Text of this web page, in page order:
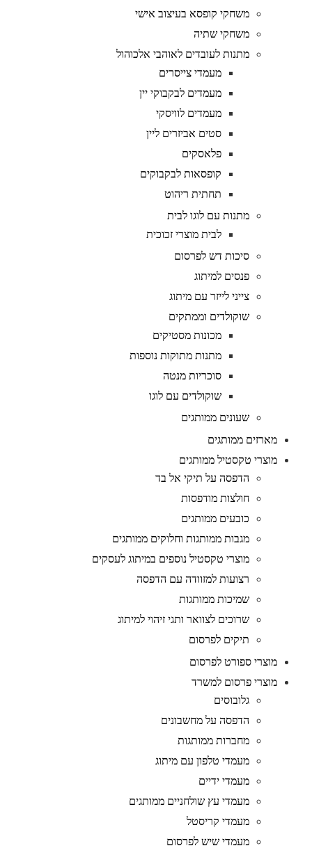
משחקי קופסא בעיצוב אישי
משחקי שתיה
מתנות לעובדים לאוהבי אלכוהול
מעמדי צייסרים
מעמדים לבקבוקי יין
מעמדים לוויסקי
סטים אביזרים ליין
פלאסקים
קופסאות לבקבוקים
תחתית ריהוט
מתנות עם לוגו לבית
לבית מוצרי זכוכית
סיכות דש לפרסום
פנסים למיתוג
צייני לייזר עם מיתוג
שוקולדים וממתקים
מכונות מסטיקים
מתנות מתוקות נוספות
סוכריות מנטה
שוקולדים עם לוגו
שעונים ממותגים
מארזים ממותגים
מוצרי טקסטיל ממותגים
הדפסה על תיקי אל בד
חולצות מודפסות
כובעים ממותגים
מגבות ממותגות וחלוקים ממותגים
מוצרי טקסטיל נוספים במיתוג לעסקים
רצועות למזוודה עם הדפסה
שמיכות ממותגות
שרוכים לצוואר ותגי זיהוי למיתוג
תיקים לפרסום
מוצרי ספורט לפרסום
מוצרי פרסום למשרד
גלובוסים
הדפסה על מחשבונים
מחברות ממותגות
מעמדי טלפון עם מיתוג
מעמדי ידיים
מעמדי עץ שולחניים ממותגים
מעמדי קריסטל
מעמדי שיש לפרסום